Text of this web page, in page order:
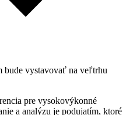
bude vystavovať na veľtrhu
pre vysokovýkonné
a analýzu je podujatím, ktoré